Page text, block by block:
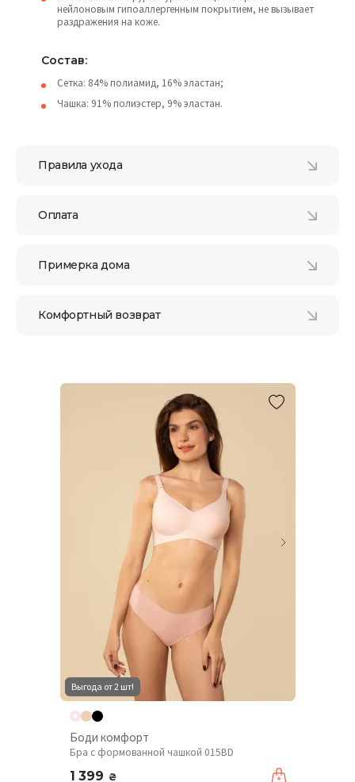
нейлоновым гипоаллергенным покрытием, не вызывает
раздражения на коже.
Состав:
Сетка: 84% полиамид, 16% эластан;
Чашка: 91% полиэстер, 9% эластан.
Правила ухода
Оплата
Примерка дома
Комфортный возврат
Выгода от 2 шт!
Боди комфорт
Бра с формованной чашкой 015BD
1 399 ₴